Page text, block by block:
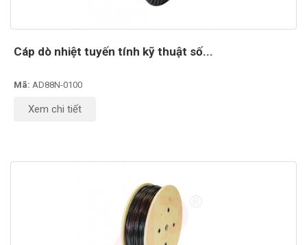
Cáp dò nhiệt tuyến tính kỹ thuật số...
Mã: AD88N-0100
Xem chi tiết